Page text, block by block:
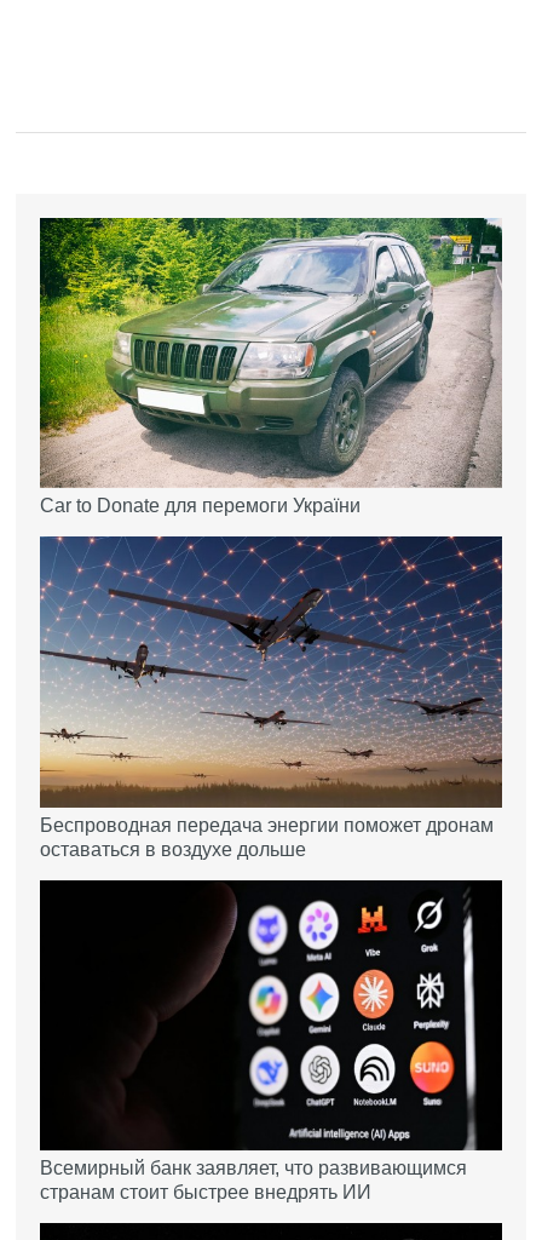
Car to Donate для перемоги України
Беспроводная передача энергии поможет дронам
оставаться в воздухе дольше
Всемирный банк заявляет, что развивающимся
странам стоит быстрее внедрять ИИ